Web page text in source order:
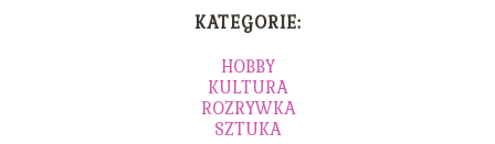
KATEGORIE:
HOBBY
KULTURA
ROZRYWKA
SZTUKA